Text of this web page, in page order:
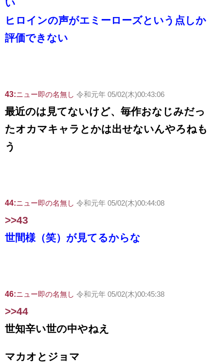
い
ヒロインの声がエミーローズという点しか
評価できない
43:ニュー即の名無し 令和元年 05/02(木)00:43:06
最近のは見てないけど、毎作おなじみだっ
たオカマキャラとかは出せないんやろねも
う
44:ニュー即の名無し 令和元年 05/02(木)00:44:08
>>43
世間様（笑）が見てるからな
46:ニュー即の名無し 令和元年 05/02(木)00:45:38
>>44
世知辛い世の中やねえ
マカオとジョマ